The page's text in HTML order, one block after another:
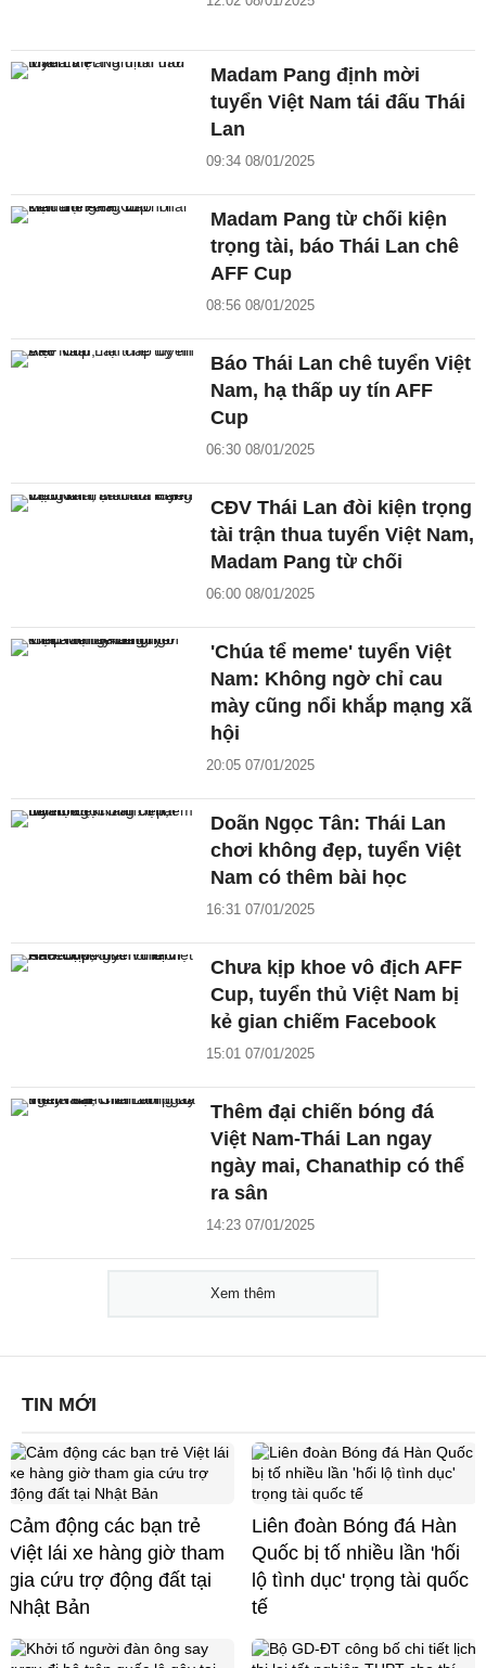
Madam Pang định mời
tuyển Việt Nam tái đấu Thái
Lan
09:34 08/01/2025
Madam Pang từ chối kiện
trọng tài, báo Thái Lan chê
AFF Cup
08:56 08/01/2025
Báo Thái Lan chê tuyển Việt
Nam, hạ thấp uy tín AFF
Cup
06:30 08/01/2025
CĐV Thái Lan đòi kiện trọng
tài trận thua tuyển Việt Nam,
Madam Pang từ chối
06:00 08/01/2025
'Chúa tể meme' tuyển Việt
Nam: Không ngờ chỉ cau
mày cũng nổi khắp mạng xã
hội
20:05 07/01/2025
Doãn Ngọc Tân: Thái Lan
chơi không đẹp, tuyển Việt
Nam có thêm bài học
16:31 07/01/2025
Chưa kịp khoe vô địch AFF
Cup, tuyển thủ Việt Nam bị
kẻ gian chiếm Facebook
15:01 07/01/2025
Thêm đại chiến bóng đá
Việt Nam-Thái Lan ngay
ngày mai, Chanathip có thể
ra sân
14:23 07/01/2025
Xem thêm
TIN MỚI
Cảm động các bạn trẻ
Việt lái xe hàng giờ tham
gia cứu trợ động đất tại
Nhật Bản
Liên đoàn Bóng đá Hàn
Quốc bị tố nhiều lần 'hối
lộ tình dục' trọng tài quốc
tế